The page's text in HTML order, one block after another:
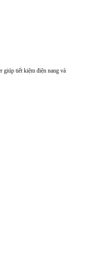
giúp tiết kiệm điện nang và